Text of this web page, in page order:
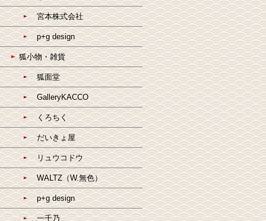
宮本株式会社
p+g design
狐小物・雑貨
狐面堂
GalleryKACCO
くろちく
だいきょ屋
リュウコドウ
WALTZ（W.無色）
p+g design
一千乃